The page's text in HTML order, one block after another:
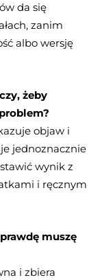
da się
zanim
albo wersję
żeby
objaw i
jednoznacznie
wynik z
i ręcznym
muszę
i zbiera